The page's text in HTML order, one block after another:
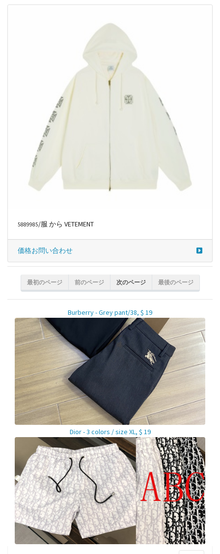
5889985/服 から VETEMENT
価格お問い合わせ
最初のページ 前のページ 次のページ 最後のページ
Burberry - Grey pant/38, $ 19
Dior - 3 colors / size XL, $ 19